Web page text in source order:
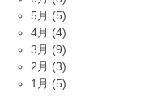
5月 (5)
4月 (4)
3月 (9)
2月 (3)
1月 (5)